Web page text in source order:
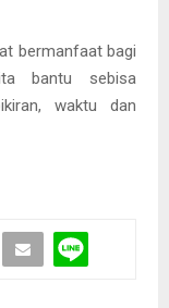
bermanfaat bagi
bantu sebisa
waktu dan